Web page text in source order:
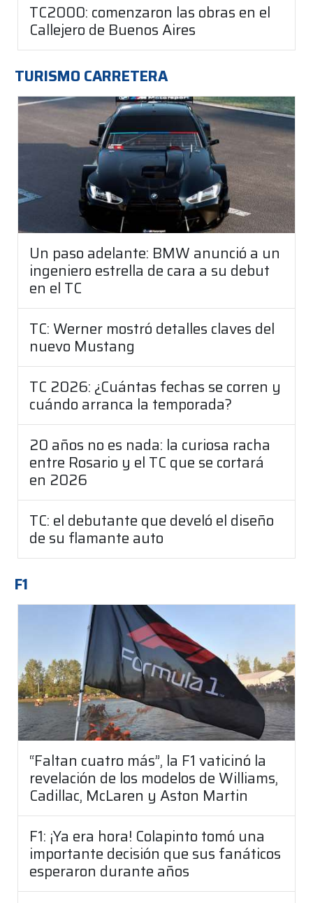
TC2000: comenzaron las obras en el
Callejero de Buenos Aires
TURISMO CARRETERA
Un paso adelante: BMW anunció a un
ingeniero estrella de cara a su debut
en el TC
TC: Werner mostró detalles claves del
nuevo Mustang
TC 2026: ¿Cuántas fechas se corren y
cuándo arranca la temporada?
20 años no es nada: la curiosa racha
entre Rosario y el TC que se cortará
en 2026
TC: el debutante que develó el diseño
de su flamante auto
F1
“Faltan cuatro más”, la F1 vaticinó la
revelación de los modelos de Williams,
Cadillac, McLaren y Aston Martin
F1: ¡Ya era hora! Colapinto tomó una
importante decisión que sus fanáticos
esperaron durante años